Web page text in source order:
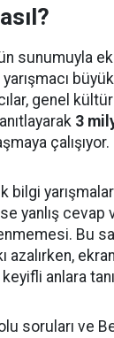
sunumuyla
genel
3
çalışıyor.
bilgi
yanlış cevap
Bu
azalırken,
anlara
soruları ve